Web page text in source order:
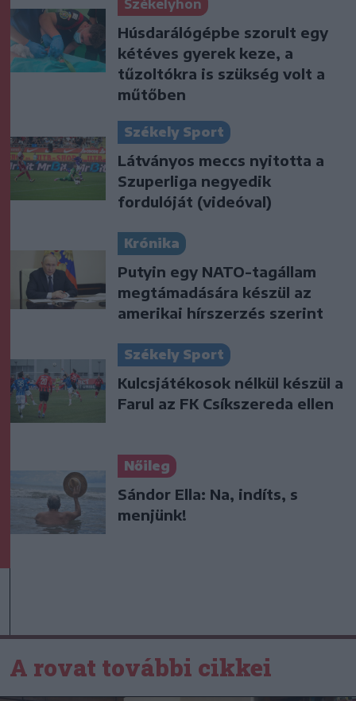
Székelyhon
Húsdarálógépbe szorult egy
kétéves gyerek keze, a
tűzoltókra is szükség volt a
műtőben
Székely Sport
Látványos meccs nyitotta a
Szuperliga negyedik
fordulóját (videóval)
Krónika
Putyin egy NATO-tagállam
megtámadására készül az
amerikai hírszerzés szerint
Székely Sport
Kulcsjátékosok nélkül készül a
Farul az FK Csíkszereda ellen
Nőileg
Sándor Ella: Na, indíts, s
menjünk!
A rovat további cikkei